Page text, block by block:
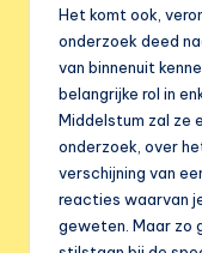
Het komt ook,
onderzoek deed
van binnenuit
belangrijke rol in
Middelstum zal ze
onderzoek, over
verschijning van
reacties waarvan
geweten. Maar zo